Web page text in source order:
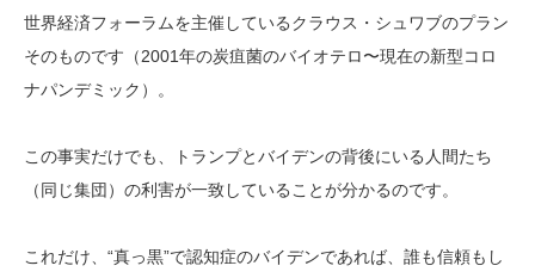
世界経済フォーラムを主催しているクラウス・シュワブのプラン
そのものです（2001年の炭疽菌のバイオテロ〜現在の新型コロ
ナパンデミック）。
この事実だけでも、トランプとバイデンの背後にいる人間たち
（同じ集団）の利害が一致していることが分かるのです。
これだけ、“真っ黒”で認知症のバイデンであれば、誰も信頼もし